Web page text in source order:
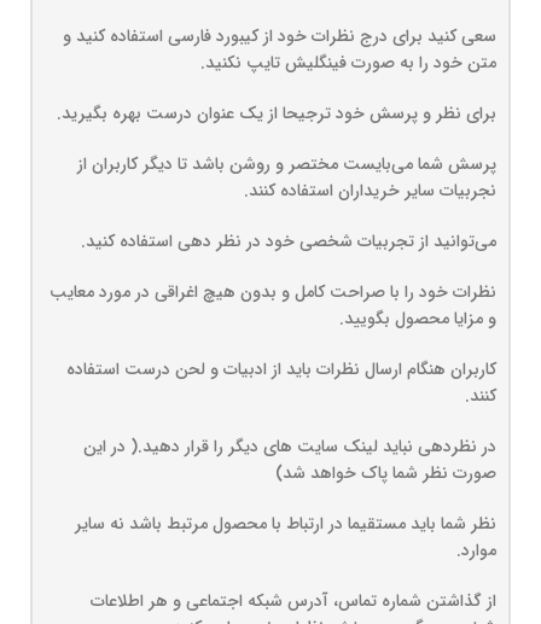
سعی کنید برای درج نظرات خود از کیبورد فارسی استفاده کنید و
متن خود را به صورت فینگلیش تایپ نکنید.
برای نظر و پرسش خود ترجیحا از یک عنوان درست بهره بگیرید.
پرسش شما می‌بایست مختصر و روشن باشد تا دیگر کاربران از
نجربیات سایر خریداران استفاده کنند.
می‌توانید از تجربیات شخصی خود در نظر دهی استفاده کنید.
نظرات خود را با صراحت کامل و بدون هیچ اغراقی در مورد معایب
و مزایا محصول بگویید.
کاربران هنگام ارسال نظرات باید از ادبیات و لحن درست استفاده
کنند.
در نظردهی نباید لینک سایت های دیگر را قرار دهید.( در این
صورت نظر شما پاک خواهد شد)
نظر شما باید مستقیما در ارتباط با محصول مرتبط باشد نه سایر
موارد.
از گذاشتن شماره تماس، آدرس شبکه اجتماعی و هر اطلاعات